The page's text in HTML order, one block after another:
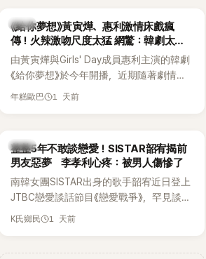
韓劇
《給你夢想》黃寅燁、惠利激情床戲瘋
傳！火辣激吻尺度太猛 網驚：韓劇太敢
拍
由黃寅燁與Girls' Day成員惠利主演的韓劇
《給你夢想》於今年開播，近期隨著劇情進
入高潮，男女主角的感情線快速升溫。最
年糕歐巴 1 天前
韓星
整整5年不敢談戀愛！SISTAR韶宥揭前
男友惡夢 李孝利心疼：被男人傷慘了
南韓女團SISTAR出身的歌手韶宥近日登上
JTBC戀愛談話節目《戀愛戰爭》，罕見談及
自己的感情生活，不僅坦言已經整整5年沒
K氏鄉民 1 天前